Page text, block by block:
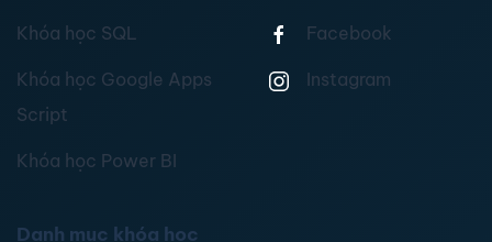
Khóa học SQL
Khóa học Google Apps
Script
Khóa học Power BI
Facebook
Instagram
Danh mục khóa học